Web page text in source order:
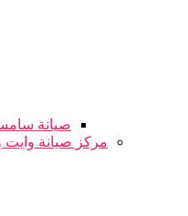
صيانة
مركز صيانة وايت